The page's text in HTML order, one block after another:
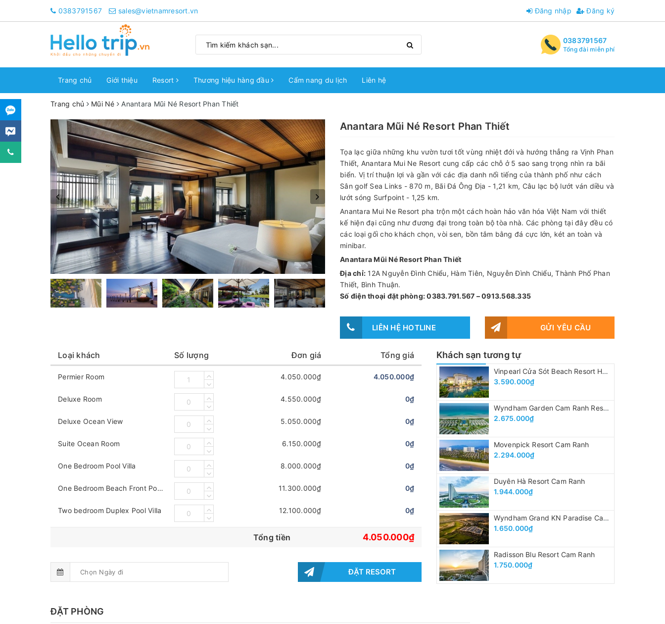
0383791567 sales@vietnamresort.vn Đăng nhập Đăng ký
0383791567
Tổng đài miễn phí
Trang chủ Giới thiệu Resort Thương hiệu hàng đầu Cẩm nang du lịch Liên hệ
Trang chủ Mũi Né Anantara Mũi Né Resort Phan Thiết
Anantara Mũi Né Resort Phan Thiết
Tọa lạc giữa những khu vườn tươi tốt vùng nhiệt đới và hướng thẳng ra Vịnh Phan
Thiết, Anantara Mui Ne Resort cung cấp các chỗ ở 5 sao sang trọng nhìn ra bãi
biển. Vị trí thuận lợi và gần với các địa danh nổi tiếng của thành phố như cách
Sân golf Sea Links - 870 m, Bãi Đá Ông Địa - 1,21 km, Câu lạc bộ lướt ván diều và
lướt sóng Surfpoint - 1,25 km.
Anantara Mui Ne Resort pha trộn một cách hoàn hảo văn hóa Việt Nam với thiết
kế hiện đại cũng như đương đại trong toàn bộ tòa nhà. Các phòng tại đây đều có
các loại gối cho khách chọn, vòi sen, bồn tắm bằng đá cực lớn, két an toàn và
minibar.
Anantara Mũi Né Resort Phan Thiết
Địa chỉ: 12A Nguyễn Đình Chiểu, Hàm Tiên, Nguyễn Đình Chiểu, Thành Phố Phan
Thiết, Bình Thuận.
Số điện thoại đặt phòng: 0383.791.567 – 0913.568.335
LIÊN HỆ HOTLINE GỬI YÊU CẦU
Loại khách Số lượng Đơn giá Tổng giá
Permier Room 4.050.000₫ 4.050.000₫
Deluxe Room 4.550.000₫ 0₫
Deluxe Ocean View 5.050.000₫ 0₫
Suite Ocean Room 6.150.000₫ 0₫
One Bedroom Pool Villa 8.000.000₫ 0₫
One Bedroom Beach Front Pool Villa 11.300.000₫ 0₫
Two bedroom Duplex Pool Villa 12.100.000₫ 0₫
Tổng tiền 4.050.000₫
ĐẶT RESORT
Khách sạn tương tự
Vinpearl Cửa Sót Beach Resort Hà Tĩnh
3.590.000₫
Wyndham Garden Cam Ranh Resort
2.675.000₫
Movenpick Resort Cam Ranh
2.294.000₫
Duyên Hà Resort Cam Ranh
1.944.000₫
Wyndham Grand KN Paradise Cam Ranh
1.650.000₫
Radisson Blu Resort Cam Ranh
1.750.000₫
ĐẶT PHÒNG